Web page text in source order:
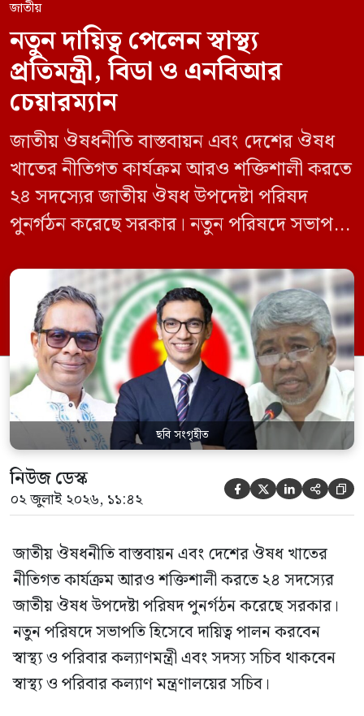
জাতীয়
নতুন দায়িত্ব পেলেন স্বাস্থ্য
প্রতিমন্ত্রী, বিডা ও এনবিআর
চেয়ারম্যান
জাতীয় ঔষধনীতি বাস্তবায়ন এবং দেশের ঔষধ
খাতের নীতিগত কার্যক্রম আরও শক্তিশালী করতে
২৪ সদস্যের জাতীয় ঔষধ উপদেষ্টা পরিষদ
পুনর্গঠন করেছে সরকার। নতুন পরিষদে সভাপতি
কল্যাণমন্ত্রী এবং সদস্য সচিব থাকবেন স্বাস্থ্য ও
পরিবার কল্যাণ মন্ত্রণালয়ের সচিব। একই সঙ্গে
স্বাস্থ্য প্রতিমন্ত্রী, বাংলাদেশ বিনিয়োগ উন্নয়ন
কর্তৃপক্ষ (বিডা)-এর নির্বাহী চেয়ারম্যান এবং
জাতীয় […]
ছবি সংগৃহীত
নিউজ ডেস্ক
০২ জুলাই ২০২৬, ১১:৪২     
জাতীয় ঔষধনীতি বাস্তবায়ন এবং দেশের ঔষধ খাতের
নীতিগত কার্যক্রম আরও শক্তিশালী করতে ২৪ সদস্যের
জাতীয় ঔষধ উপদেষ্টা পরিষদ পুনর্গঠন করেছে সরকার।
নতুন পরিষদে সভাপতি হিসেবে দায়িত্ব পালন করবেন
স্বাস্থ্য ও পরিবার কল্যাণমন্ত্রী এবং সদস্য সচিব থাকবেন
স্বাস্থ্য ও পরিবার কল্যাণ মন্ত্রণালয়ের সচিব।